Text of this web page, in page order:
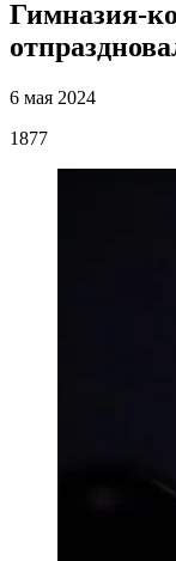
Гимназия-
6 мая 2024
1877